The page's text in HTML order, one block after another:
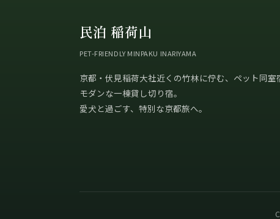
民泊 稲荷山
PET-FRIENDLY MINPAKU INARIYAMA
京都・伏見稲荷大社近くの竹林に佇む、ペット同室
モダンな一棟貸し切り宿。
愛犬と過ごす、特別な京都旅へ。